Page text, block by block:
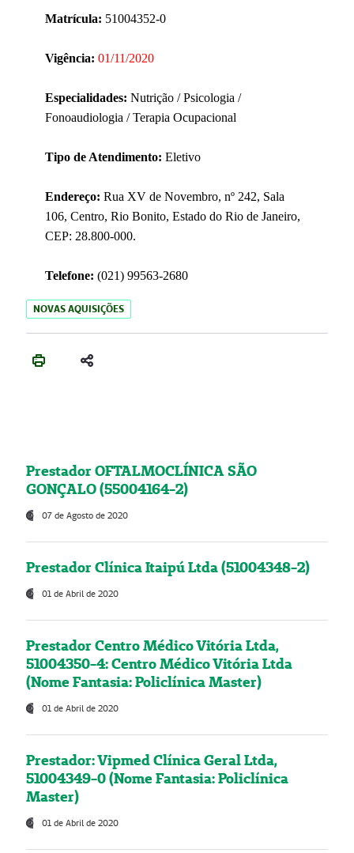
Matrícula: 51004352-0
Vigência: 01/11/2020
Especialidades: Nutrição / Psicologia /
Fonoaudiologia / Terapia Ocupacional
Tipo de Atendimento: Eletivo
Endereço: Rua XV de Novembro, nº 242, Sala
106, Centro, Rio Bonito, Estado do Rio de Janeiro,
CEP: 28.800-000.
Telefone: (021) 99563-2680
NOVAS AQUISIÇÕES
Prestador OFTALMOCLÍNICA SÃO
GONÇALO (55004164-2)
07 de Agosto de 2020
Prestador Clínica Itaipú Ltda (51004348-2)
01 de Abril de 2020
Prestador Centro Médico Vitória Ltda,
51004350-4: Centro Médico Vitória Ltda
(Nome Fantasia: Policlínica Master)
01 de Abril de 2020
Prestador: Vipmed Clínica Geral Ltda,
51004349-0 (Nome Fantasia: Policlínica
Master)
01 de Abril de 2020